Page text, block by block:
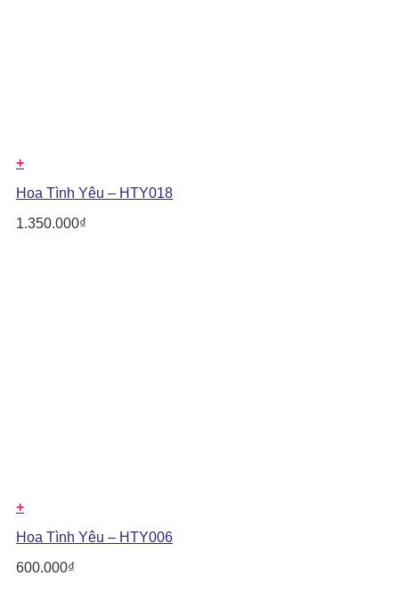
+
Hoa Tình Yêu – HTY018
1.350.000₫
+
Hoa Tình Yêu – HTY006
600.000₫